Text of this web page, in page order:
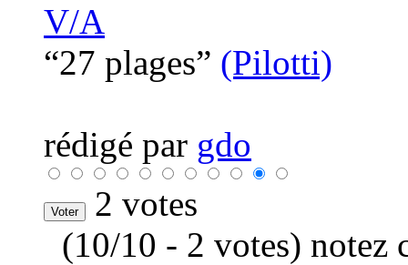
V/A
“27 plages” (Pilotti)
rédigé par gdo
2 votes
(10/10 - 2 votes) notez